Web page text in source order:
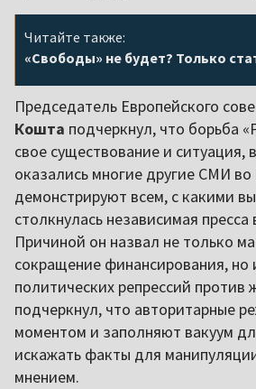
Читайте также:
«Свободы» не будет? Только
Председатель Европейского
Кошта подчеркнул, что борьба
свое существование и ситуация,
оказались многие другие СМИ
демонстрируют всем, с какими
столкнулась независимая пресса
Причиной он назвал не только
сокращение финансирования, но
политических репрессий против
подчеркнул, что авторитарные
моментом и заполняют вакуум
искажать факты для
мнением.